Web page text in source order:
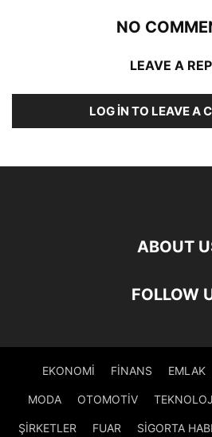
NO
LEAVE A
LOG IN TO LEAVE A
ABOUT
FOLLOW
EKONOMİ FİNANS EMLAK
MODA OTOMOTİV
ŞİRKETLER FUAR SİGORTA